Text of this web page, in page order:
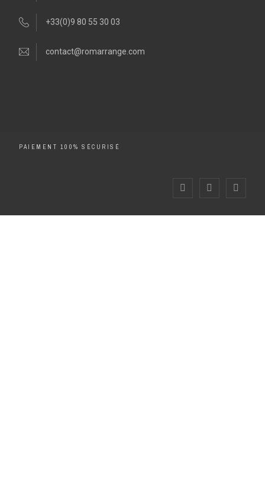
+33(0)9 80 55 30 03
contact@romarrange.com
PAIEMENT 100% SÉCURISÉ